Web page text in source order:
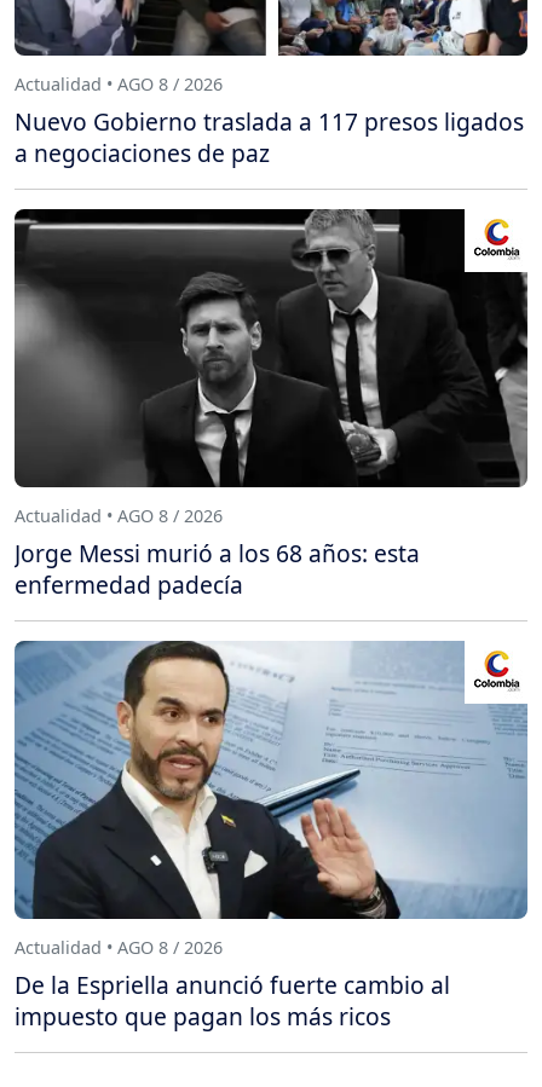
Actualidad • AGO 8 / 2026
Nuevo Gobierno traslada a 117 presos ligados
a negociaciones de paz
Actualidad • AGO 8 / 2026
Jorge Messi murió a los 68 años: esta
enfermedad padecía
Actualidad • AGO 8 / 2026
De la Espriella anunció fuerte cambio al
impuesto que pagan los más ricos